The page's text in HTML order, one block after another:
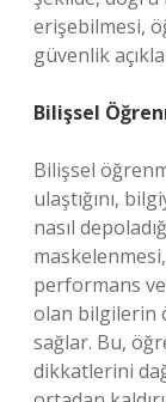
erişebilmesi,
güvenlik
Bilişsel
Bilişsel
ulaştığını,
nasıl
performans
olan bilgilerin
sağlar. Bu,
dikkatlerini